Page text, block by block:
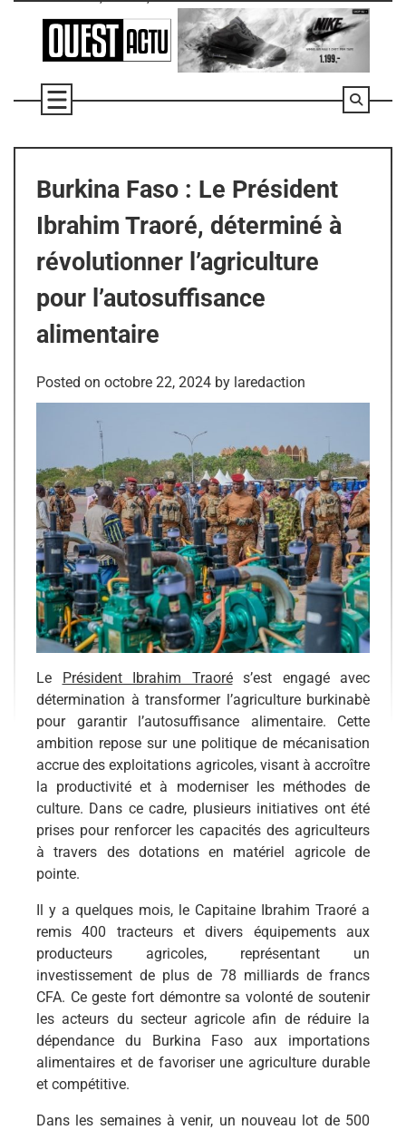
Burkina Faso : Le Président
Ibrahim Traoré, déterminé à
révolutionner l’agriculture
pour l’autosuffisance
alimentaire
Posted on octobre 22, 2024 by laredaction
Le Président Ibrahim Traorés’est engagé avec
détermination à transformer l’agriculture burkinabè
pour garantir l’autosuffisance alimentaire. Cette
ambition repose sur une politique de mécanisation
accrue des exploitations agricoles, visant à accroître
la productivité et à moderniser les méthodes de
culture. Dans ce cadre, plusieurs initiatives ont été
prises pour renforcer les capacités des agriculteurs
à travers des dotations en matériel agricole de
pointe.
Il y a quelques mois, le Capitaine Ibrahim Traoré a
remis 400 tracteurs et divers équipements aux
producteurs agricoles, représentant un
investissement de plus de 78 milliards de francs
CFA. Ce geste fort démontre sa volonté de soutenir
les acteurs du secteur agricole afin de réduire la
dépendance du Burkina Faso aux importations
alimentaires et de favoriser une agriculture durable
et compétitive.
Dans les semaines à venir, un nouveau lot de 500